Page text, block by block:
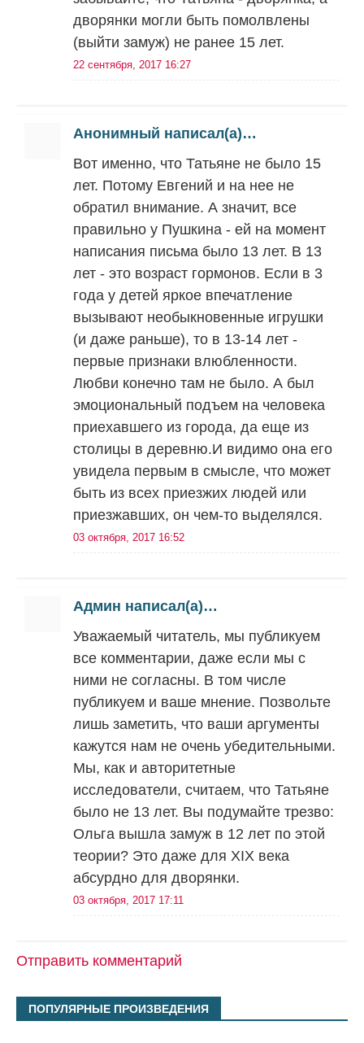
дворянки могли быть помолвлены
(выйти замуж) не ранее 15 лет.
22 сентября, 2017 16:27
Анонимный написал(а)…
Вот именно, что Татьяне не было 15
лет. Потому Евгений и на нее не
обратил внимание. А значит, все
правильно у Пушкина - ей на момент
написания письма было 13 лет. В 13
лет - это возраст гормонов. Если в 3
года у детей яркое впечатление
вызывают необыкновенные игрушки
(и даже раньше), то в 13-14 лет -
первые признаки влюбленности.
Любви конечно там не было. А был
эмоциональный подъем на человека
приехавшего из города, да еще из
столицы в деревню.И видимо она его
увидела первым в смысле, что может
быть из всех приезжих людей или
приезжавших, он чем-то выделялся.
03 октября, 2017 16:52
Админ написал(а)…
Уважаемый читатель, мы публикуем
все комментарии, даже если мы с
ними не согласны. В том числе
публикуем и ваше мнение. Позвольте
лишь заметить, что ваши аргументы
кажутся нам не очень убедительными.
Мы, как и авторитетные
исследователи, считаем, что Татьяне
было не 13 лет. Вы подумайте трезво:
Ольга вышла замуж в 12 лет по этой
теории? Это даже для XIX века
абсурдно для дворянки.
03 октября, 2017 17:11
Отправить комментарий
ПОПУЛЯРНЫЕ ПРОИЗВЕДЕНИЯ